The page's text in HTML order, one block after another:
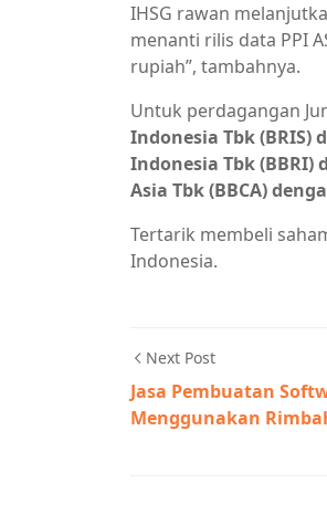
IHSG rawan
menanti rilis data PPI
rupiah”, tambahnya.
Untuk perdagangan
Indonesia Tbk (BRIS)
Indonesia Tbk (BBRI)
Asia Tbk (BBCA)
Tertarik membeli
Indonesia.
Next Post
Jasa Pembuatan
Menggunakan